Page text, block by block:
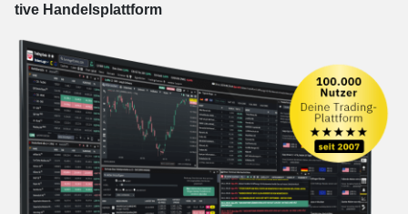
tive Han­dels­platt­form